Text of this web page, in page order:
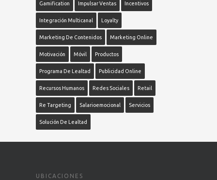
Gamification Impulsar Ventas Incentivos
Integración Multicanal Loyalty
Marketing De Contenidos Marketing Online
Motivación Móvil Productos
Programa De Lealtad Publicidad Online
Recursos Humanos Redes Sociales Retail
Re Targeting Salarioemocional Servicios
Solución De Lealtad
UBICACIONES